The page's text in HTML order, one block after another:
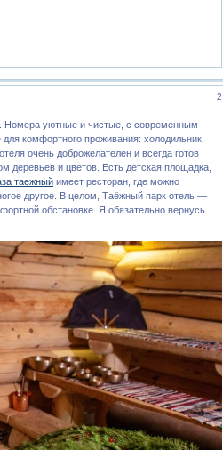
2
Номера уютные и чистые, с современным
комфортного проживания: холодильник,
очень доброжелателен и всегда готов
деревьев и цветов. Есть детская площадка,
таежный имеет ресторан, где можно
другое. В целом, Таёжный парк отель —
обстановке. Я обязательно вернусь